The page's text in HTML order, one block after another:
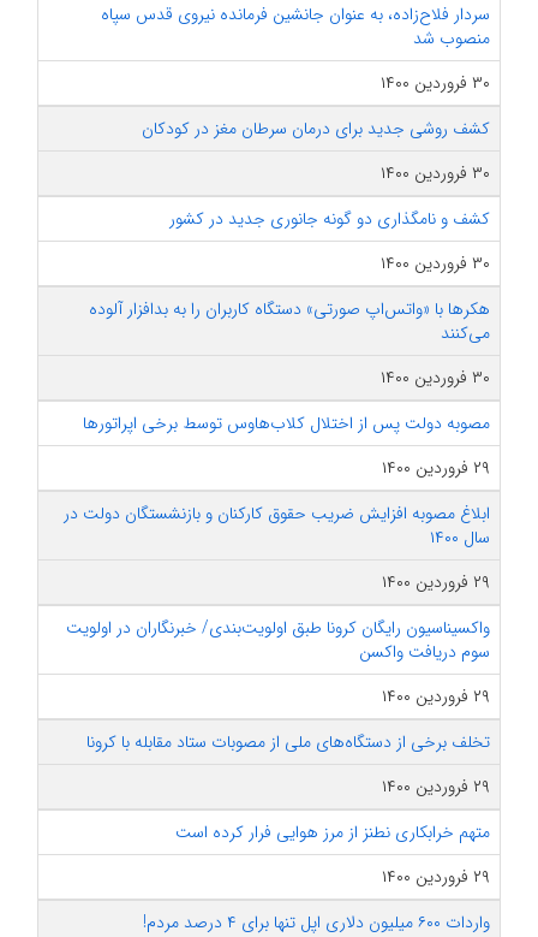
سردار فلاح‌زاده، به عنوان جانشین فرمانده نیروی قدس سپاه
منصوب شد
۳۰ فروردین ۱۴۰۰
کشف روشی جدید برای درمان سرطان مغز در کودکان
۳۰ فروردین ۱۴۰۰
کشف و نامگذاری دو گونه جانوری جدید در کشور
۳۰ فروردین ۱۴۰۰
هکرها با «واتس‌اپ صورتی» دستگاه کاربران را به بدافزار آلوده
می‌کنند
۳۰ فروردین ۱۴۰۰
مصوبه دولت پس از اختلال کلاب‌هاوس توسط برخی اپراتورها
۲۹ فروردین ۱۴۰۰
ابلاغ مصوبه افزایش ضریب حقوق کارکنان و بازنشستگان دولت در
سال ۱۴۰۰
۲۹ فروردین ۱۴۰۰
واکسیناسیون رایگان کرونا طبق اولویت‌بندی/ خبرنگاران در اولویت
سوم دریافت واکسن
۲۹ فروردین ۱۴۰۰
تخلف برخی از دستگاه‌های ملی از مصوبات ستاد مقابله با کرونا
۲۹ فروردین ۱۴۰۰
متهم خرابکاری نطنز از مرز هوایی فرار کرده است
۲۹ فروردین ۱۴۰۰
واردات ۶۰۰ میلیون دلاری اپل تنها برای ۴ درصد مردم!